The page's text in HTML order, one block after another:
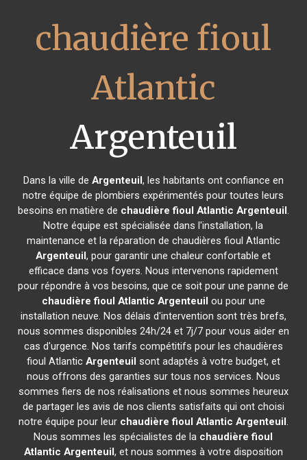
chaudière fioul
Atlantic
Argenteuil
Dans la ville de Argenteuil, les habitants ont confiance en
notre équipe de plombiers expérimentés pour toutes leurs
besoins en matière de chaudière fioul Atlantic Argenteuil.
Notre équipe est spécialisée dans l'installation, la
maintenance et la réparation de chaudières fioul Atlantic
Argenteuil, pour garantir une chaleur confortable et
efficace dans vos foyers. Nous intervenons rapidement
pour répondre à vos besoins, que ce soit pour une panne de
chaudière fioul Atlantic Argenteuil ou pour une
installation neuve. Nos délais d'intervention sont très brefs,
nous sommes disponibles 24h/24 et 7j/7 pour vous aider en
cas d'urgence. Nos tarifs compétitifs pour les chaudières
fioul Atlantic Argenteuil sont adaptés à votre budget, et
nous offrons des garanties sur tous nos services. Nous
sommes fiers de nos réalisations et nous sommes heureux
de partager les avis de nos clients satisfaits qui ont choisi
notre équipe pour leur chaudière fioul Atlantic Argenteuil.
Nous sommes les spécialistes de la chaudière fioul
Atlantic Argenteuil, et nous sommes à votre disposition